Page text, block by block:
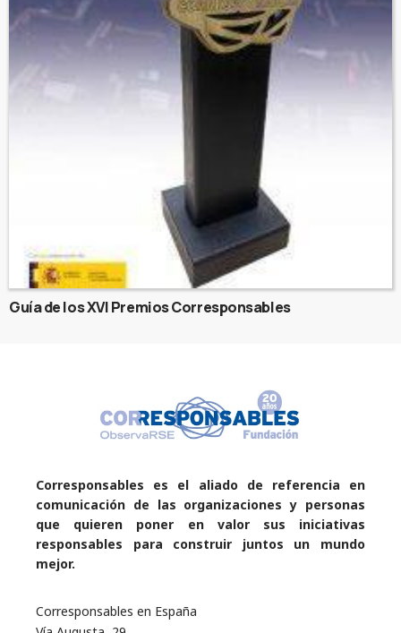
Guía de los XVI Premios Corresponsables
Corresponsables es el aliado de referencia en
comunicación de las organizaciones y personas
que quieren poner en valor sus iniciativas
responsables para construir juntos un mundo
mejor.
Corresponsables en España